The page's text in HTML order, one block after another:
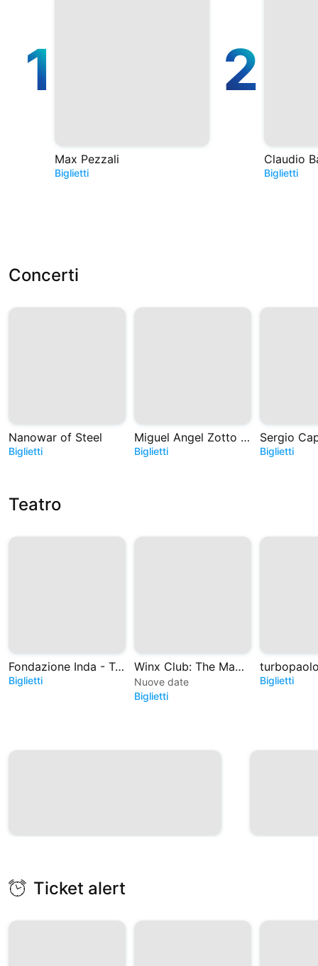
1
Max Pezzali
Biglietti
2
Claudio
Biglietti
Concerti
Nanowar of Steel
Biglietti
Miguel Angel Zotto - Tango. Historias de Astor
Biglietti Biglietti
Teatro
Fondazione Inda - Teatro Greco di Siracusa
Biglietti
Winx Club: The Magic is back - Il Musical
Nuove date
Biglietti
Biglietti
Ticket alert